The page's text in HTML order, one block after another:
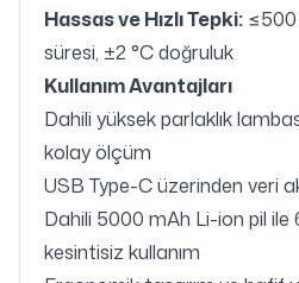
Hassas ve Hızlı Tepki: ≤500
süresi, ±2 °C doğruluk
Kullanım Avantajları
Dahili yüksek parlaklık
kolay ölçüm
USB Type-C üzerinden veri
Dahili 5000 mAh Li-ion pil
kesintisiz kullanım